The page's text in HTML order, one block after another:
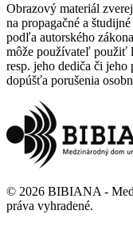
Obrazový materiál
na propagačné a
podľa autorského
môže používateľ použiť
resp. jeho dediča či jeho
dopúšťa porušenia
© 2026 BIBIANA -
práva vyhradené.